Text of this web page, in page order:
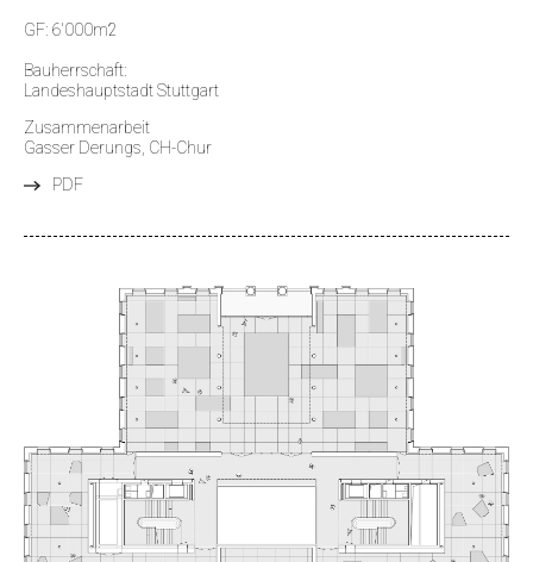
GF: 6'000m2
Bauherrschaft:
Landeshauptstadt Stuttgart
Zusammenarbeit
Gasser Derungs, CH-Chur
PDF